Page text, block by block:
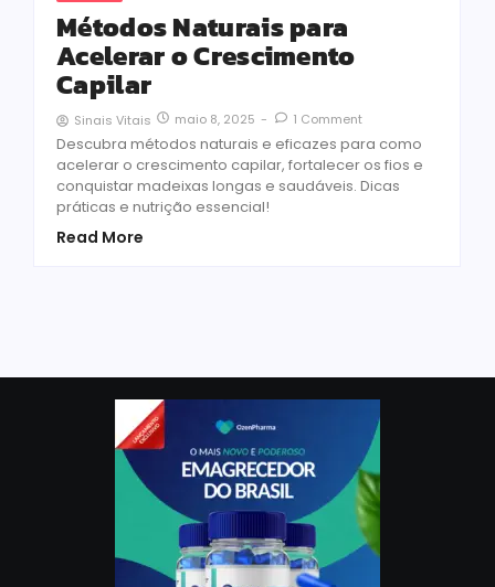
Métodos Naturais para
Acelerar o Crescimento
Capilar
Sinais Vitais maio 8, 2025 - 1 Comment
Descubra métodos naturais e eficazes para como
acelerar o crescimento capilar, fortalecer os fios e
conquistar madeixas longas e saudáveis. Dicas
práticas e nutrição essencial!
Read More